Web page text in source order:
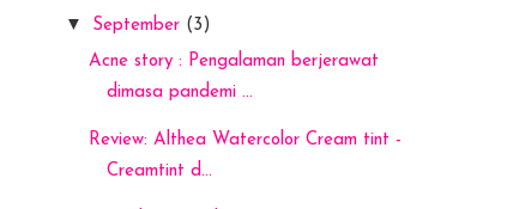
▼ September (3)
Acne story : Pengalaman berjerawat
dimasa pandemi ...
Review: Althea Watercolor Cream tint -
Creamtint d...